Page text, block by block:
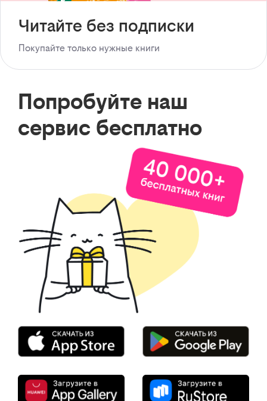
Читайте без подписки
Покупайте только нужные книги
Попробуйте наш
сервис бесплатно